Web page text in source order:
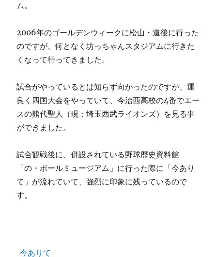
ム。
2006年のゴールデンウィークに松山・道後に行った
のですが、何となく坊っちゃんスタジアムに行きた
くなって行ってきました。
試合がやっているとは知らず向かったのですが、運
良く四国大会をやっていて、今治西高校の4番でエー
スの熊代聖人（現：埼玉西武ライオンズ）を見る事
ができました。
試合観戦後に、併設されている野球歴史資料館
「の・ボールミュージアム」に行った際に「今あり
て」が流れていて、強烈に印象に残っているので
す。
今ありて